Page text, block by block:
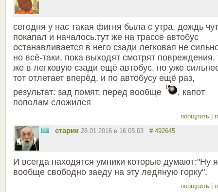
сегодня у нас такая фигня была с утра, дождь
покапал и началось.тут же на трассе автобус
останавливается в него сзади легковая не
но всё-таки, пока выходят смотрят повреждения,
же в легковую сзади ещё автобус, но уже
тот отлетает вперёд, и по автобусу ещё раз,
результат: зад помят, перед вообще
, капот
пополам сложился
поощрить |
старик 28.01.2016 в 16:05:03 # 492645
И всегда находятся умники которые думают:"Ну
вообще свободно заеду на эту ледяную горку".
поощрить |